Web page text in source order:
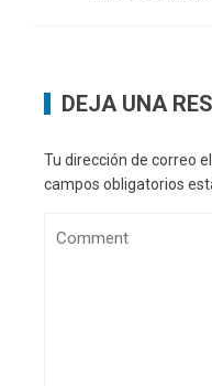
DEJA UNA
Tu dirección de correo
campos obligatorios